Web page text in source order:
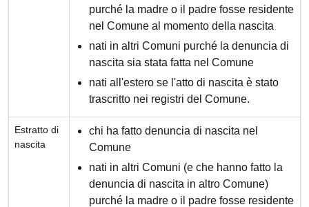
purché la madre o il padre fosse residente
nel Comune al momento della nascita
nati in altri Comuni purché la denuncia di
nascita sia stata fatta nel Comune
nati all'estero se l'atto di nascita è stato
trascritto nei registri del Comune.
Estratto di
nascita
chi ha fatto denuncia di nascita nel
Comune
nati in altri Comuni (e che hanno fatto la
denuncia di nascita in altro Comune)
purché la madre o il padre fosse residente